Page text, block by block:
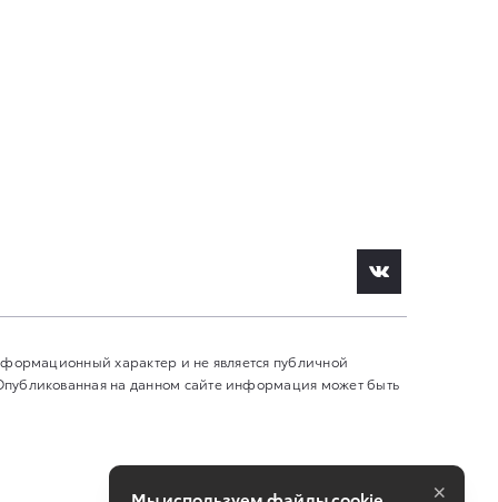
характер и не является публичной
на данном сайте информация может быть
×